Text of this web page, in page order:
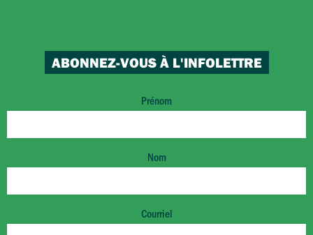
ABONNEZ-VOUS À L'INFOLETTRE
Prénom
Nom
Courriel